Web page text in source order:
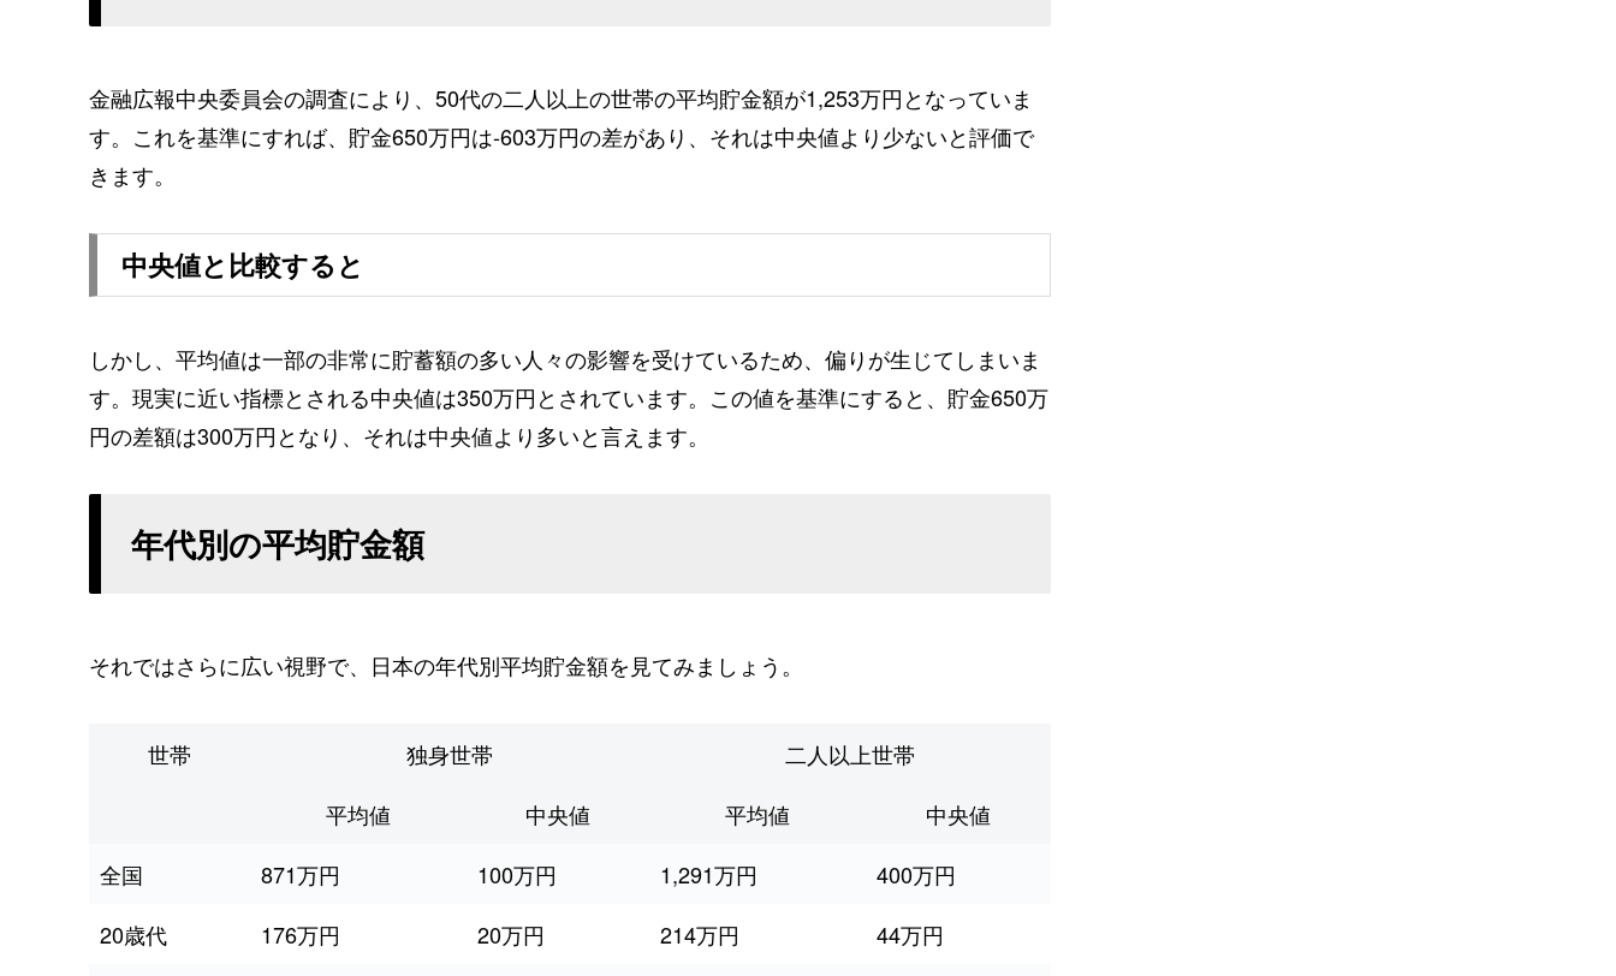
金融広報中央委員会の調査により、50代の二人以上の世帯の平均貯金額が1,253万円となっていま
す。これを基準にすれば、貯金650万円は-603万円の差があり、それは中央値より少ないと評価で
きます。
中央値と比較すると
しかし、平均値は一部の非常に貯蓄額の多い人々の影響を受けているため、偏りが生じてしまいま
す。現実に近い指標とされる中央値は350万円とされています。この値を基準にすると、貯金650万
円の差額は300万円となり、それは中央値より多いと言えます。
年代別の平均貯金額
それではさらに広い視野で、日本の年代別平均貯金額を見てみましょう。
世帯 独身世帯
二人以上世帯
平均値
中央値 平均値
中央値
全国
871万円 100万円 1,291万円
400万円
20歳代
176万円 20万円 214万円
44万円